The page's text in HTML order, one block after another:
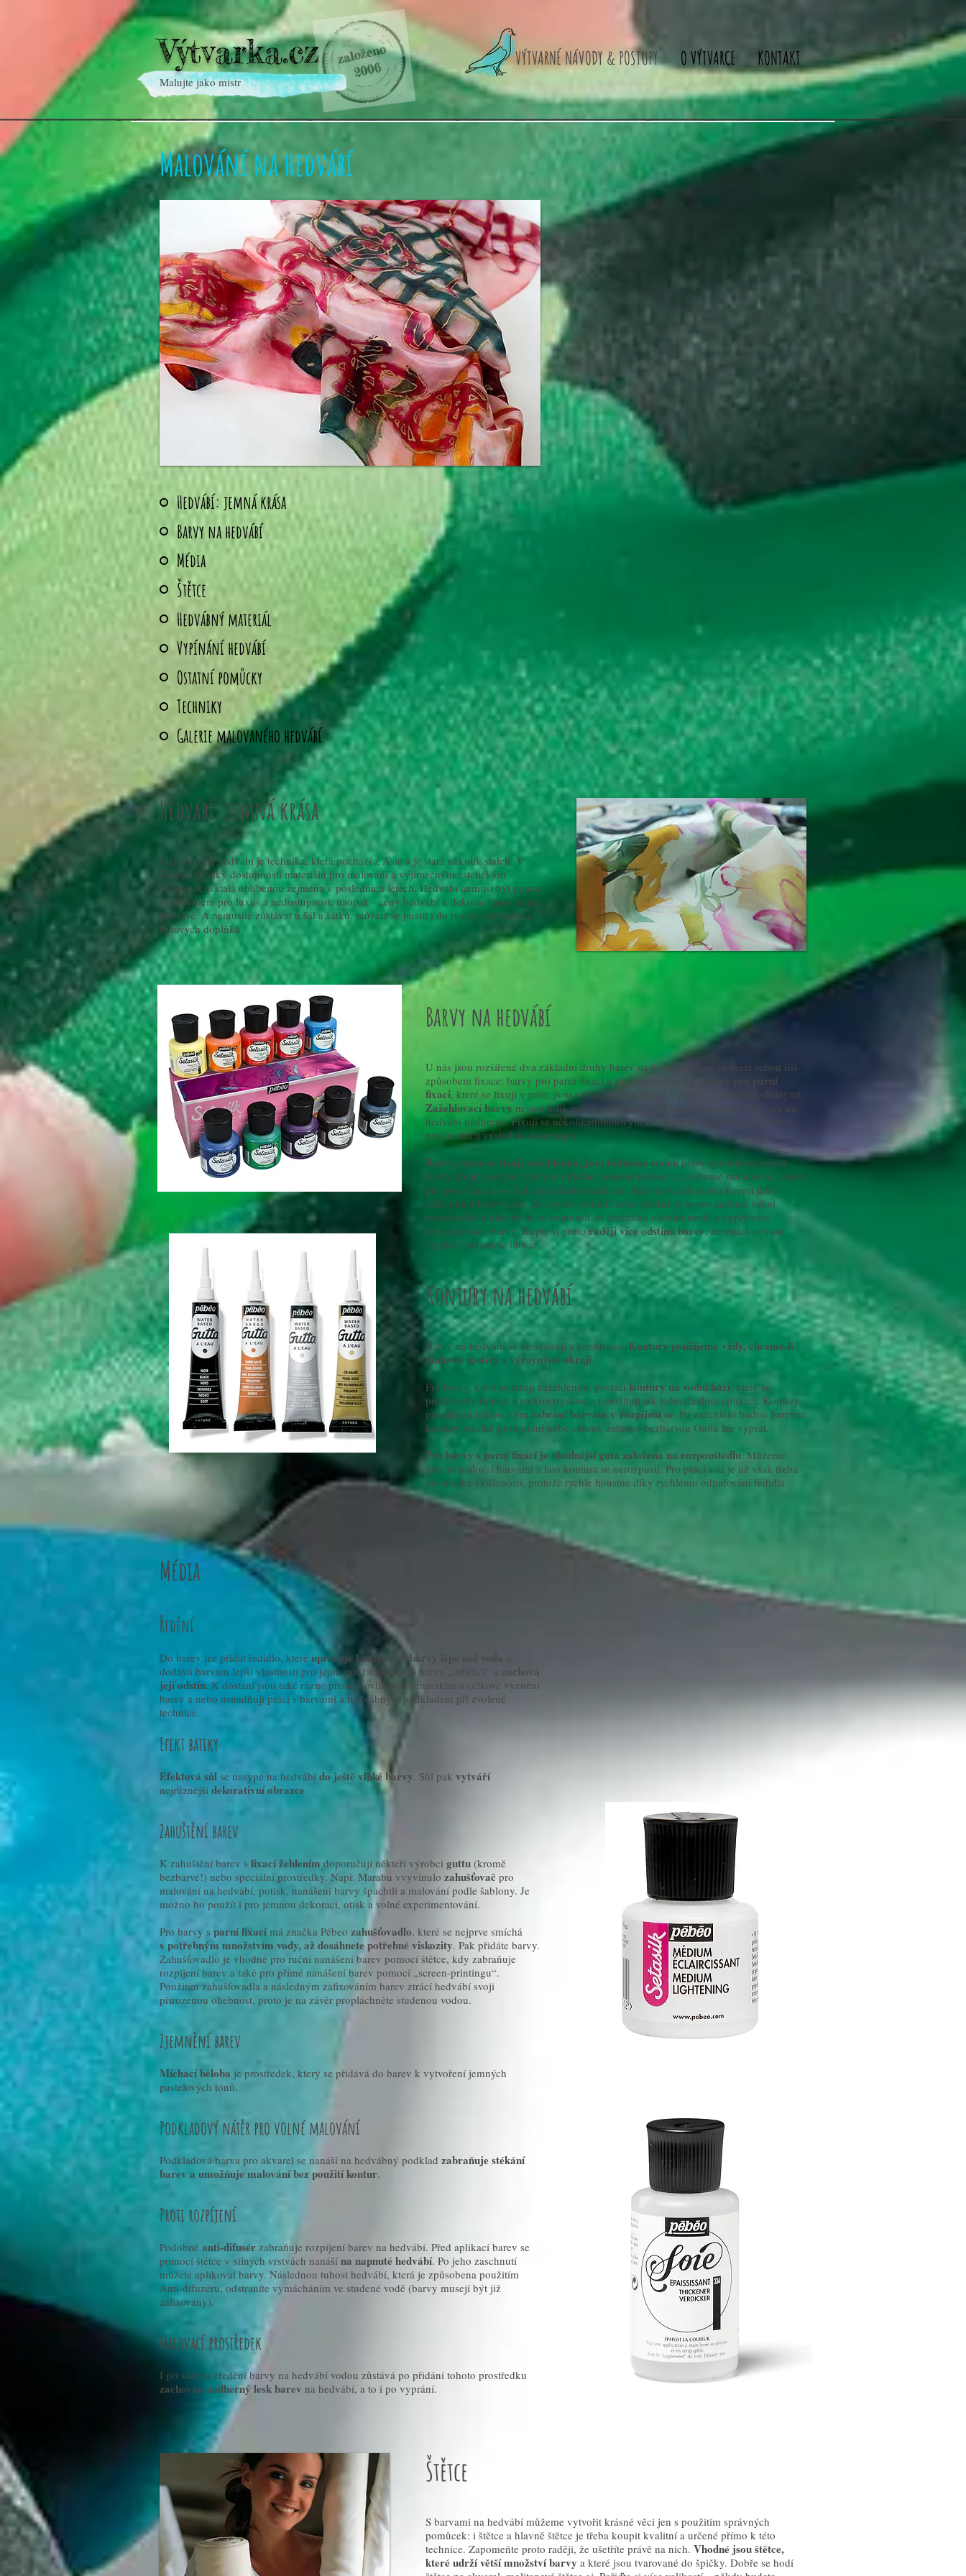
VÝTVARNÉ NÁVODY & POSTUPY O VÝTVARCE KONTAKT
Výtvarka.cz
Malujte jako mistr
Malování na hedvábí
Hedvábí: jemná krása
Barvy na hedvábí
Média
Štětce
Hedvábný materiál
Vypínání hedvábí
Ostatní pomůcky
Techniky
Galerie malovaného hedvábí
Hedvábí: jemná krása
Malování na hedvábí je technika, která pochází z Asie a je stará několik staletí. V
Evropě se díky dostupnosti materiálů pro malování a výjimečným estetickým
vlastnostem stala oblíbenou zejména v posledních letech. Hedvábí nemusí být pouze
synonymem pro luxus a nedostupnost, naopak - ceny hedvábí k dekoraci jsou velmi
příznivé. A nemusíte zůstávat u šál a šátků, můžete se pustit i do tvorby oděvních a
bytových doplňků.
Barvy na hedvábí
U nás jsou rozšířené dva základní druhy barev na hedvábí, které se mezi sebou liší
způsobem fixace: barvy pro parní fixaci a zažehlovací barvy.
Barvy pro parní
fixaci, které se fixují v páře, jsou velmi zářivé a fixace v páře je činí velmi odolnými.
Zažehlovací barvy nejsou tolik zářivé jako barvy pro parní fixaci, ale stále jsou na
hedvábí nádherné. Fixují se několikaminutovým zažehlením - fixace je tedy velmi
nenáročná a výsledek okouzlující.
Barvy, které se fixují zažehlením, jsou ředitelné vodounebo speciálními médii
(vždy dbejte pokynů výrobce ohledně poměru ředění) a vzájemně míchatelné, barvy
pro parní fiaxaci se ředí speciálním ředidlem. Nedoporučuji přesto koupit jen 5
základních barev s tím, že zbytek si namícháte: předně je to pro začátek velmi
nepohodlné a také byste se nemuseli do chtěného odstínu strefit a vyplýtváte
zbytečně moc barvy. Kupte si protoraději více odstínů barev, investice se vám
vyplatí - nebudete litovat.
Kontury na hedvábí
Barvy na hedvábí se kombinují s konturami. Kontury použijeme vždy, chceme-li
malovat motivy s výraynými okraji.
Pro barvy, které se fixují zažehlením, postačí kontury na vodní bázi, které se
prodávají v tubách s tenkou tryskou a umožňují tak jednoduchou aplikaci. Kontury
proniknou látkou a tím zabrání barvám v rozpíjení se. Po zažehlení budou barevné
kontury odolné proti praní nebo sušení, zatímco bezbarvou Guttu lze vyprat.
Pro barvy s parní fixací je vhodnější guta založená na rozpouštědlu. Můžeme
přes ni malovat barvami a tato kontura se nerozpustí. Pro práci s ní je už však třeba
mít nějaké zkušenosti, protože rychle houstne díky rychlému odpařování ředidla.
Média
Ředění
Do barev lze přidat ředidlo, které upravuje konzistenci barvy lépe než voda a
dodává barvám lepší vlastnosti pro jejím použití. Ředidlo barvu „odlehčí“ a zachová
její odstín. K dostání jsou také různé přísady ovlivňující charakter a celkové vyznění
barev a nebo usnadňují práci s barvami a hedvábným podkladem při zvolené
technice.
Efekt batiky
Efektová sůl se nasype na hedvábí do ještě vlhké barvy. Sůl pak vytváří
nejrůznější dekorativní obrazce.
Zahuštění barev
K zahuštění barev s fixací žehlením doporučují někteří výrobci guttu (kromě
bezbarvé!) nebo speciální prostředky. Např. Marabu vvyvinulo zahušťovač pro
malování na hedvábí, potisk, nanášení barvy špachtlí a malování podle šablony. Je
možno ho použít i pro jemnou dekoraci, otisk a volné experimentování.
Pro barvy s parní fixacímá značka Pébeo zahušťovadlo, které se nejprve smíchá
s potřebným množstvím vody, až dosáhnete potřebné viskozity. Pak přidáte barvy.
Zahušťovadlo je vhodné pro ruční nanášení barev pomocí štětce, kdy zabraňuje
rozpíjení barev a také pro přímé nanášení barev pomocí „screen-printingu“.
Použitím zahušťovadla a následným zafixováním barev ztrácí hedvábí svoji
přirozenou ohebnost, proto je na závěr propláchněte studenou vodou.
Zjemnění barev
Míchací běloba je prostředek, který se přidává do barev k vytvoření jemných
pastelových tónů.
Podkladový nátěr pro volné malování
Podkladová barva pro akvarel se nanáší na hedvábný podklad zabraňuje stékání
barev a umožňuje malování bez použití kontur.
Proti rozpíjení
Podobně anti-difusér zabraňuje rozpíjení barev na hedvábí. Před aplikací barev se
pomocí štětce v silných vrstvách nanáší na napnuté hedvábí. Po jeho zaschnutí
můžete aplikovat barvy. Následnou tuhost hedvábí, která je způsobena použitím
Anti-difuzéru, odstraníte vymácháním ve studené vodě (barvy musejí být již
zafixovány).
Malovací prostředek
I při silném zředění barvy na hedvábí vodou zůstává po přidání tohoto prostředku
zachován nádherný lesk barev na hedvábí, a to i po vyprání.
Štětce
S barvami na hedvábí můžeme vytvořit krásné věci jen s použitím správných
pomůcek: i štětce a hlavně štětce je třeba koupit kvalitní a určené přímo k této
technice. Zapomeňte proto raději, že ušetříte právě na nich. Vhodné jsou štětce,
které udrží větší množství barvy a které jsou tvarované do špičky. Dobře se hodí